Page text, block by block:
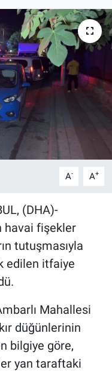
A- A+
(DHA)-
havai fişekler
tutuşmasıyla
edilen itfaiye
Mahallesi
düğünlerinin
bilgiye göre,
yan taraftaki